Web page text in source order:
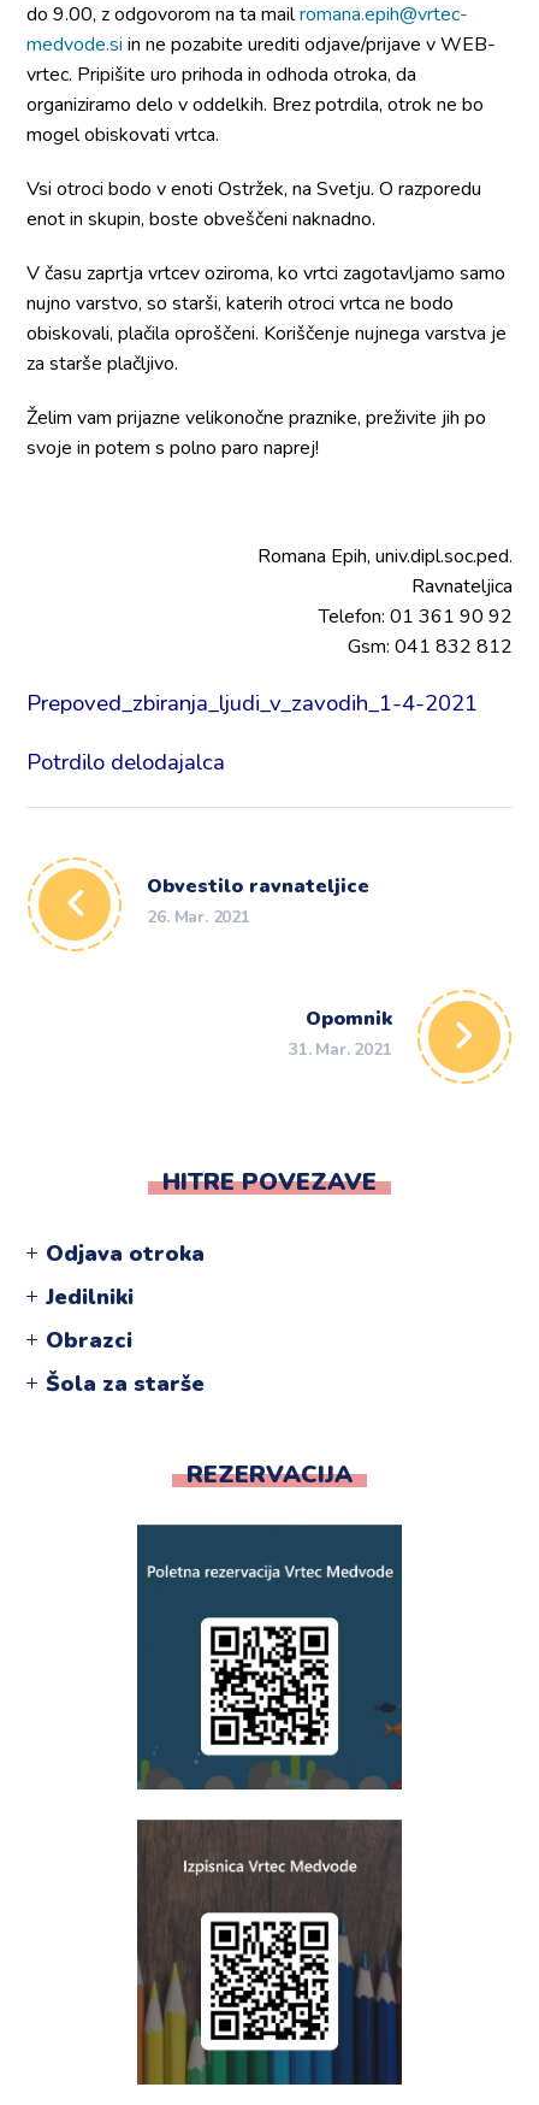
do 9.00, z odgovorom na ta mailromana.epih@vrtec-
medvode.si in ne pozabite urediti odjave/prijave v WEB-
vrtec. Pripišite uro prihoda in odhoda otroka, da
organiziramo delo v oddelkih. Brez potrdila, otrok ne bo
mogel obiskovati vrtca.
Vsi otroci bodo v enoti Ostržek, na Svetju. O razporedu
enot in skupin, boste obveščeni naknadno.
V času zaprtja vrtcev oziroma, ko vrtci zagotavljamo samo
nujno varstvo, so starši, katerih otroci vrtca ne bodo
obiskovali, plačila oproščeni. Koriščenje nujnega varstva je
za starše plačljivo.
Želim vam prijazne velikonočne praznike, preživite jih po
svoje in potem s polno paro naprej!
Romana Epih, univ.dipl.soc.ped.
Ravnateljica
Telefon: 01 361 90 92
Gsm: 041 832 812
Prepoved_zbiranja_ljudi_v_zavodih_1-4-2021
Potrdilo delodajalca
Obvestilo ravnateljice
26. Mar. 2021
Opomnik
31. Mar. 2021
HITRE POVEZAVE
Odjava otroka
Jedilniki
Obrazci
Šola za starše
REZERVACIJA